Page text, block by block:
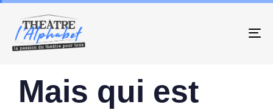
IN:
Mais qui est
on: